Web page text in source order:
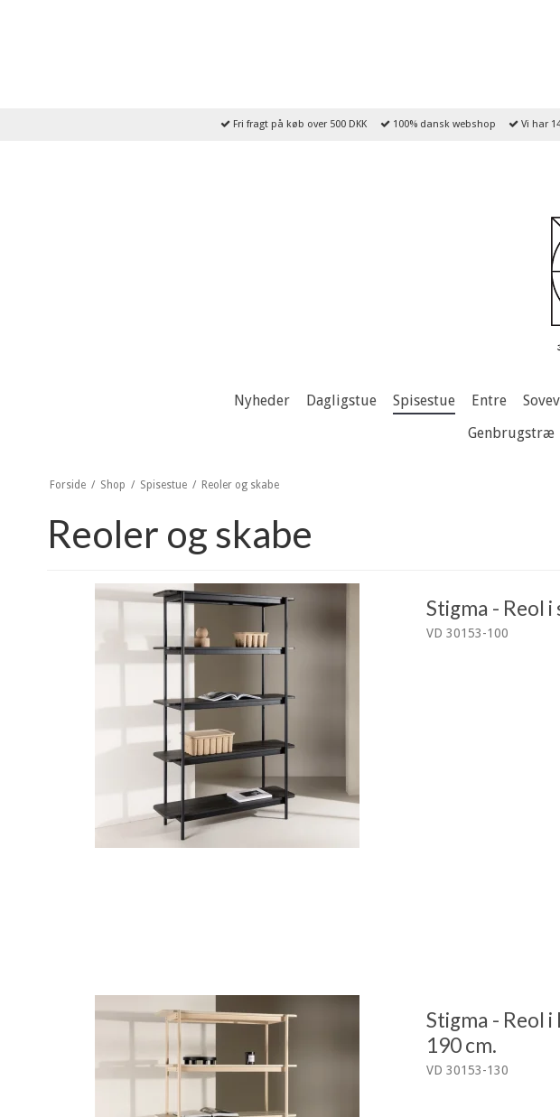
Fri fragt på køb over 500 DKK 100% dansk webshop Vi har
Nyheder Dagligstue Spisestue Entre
Genbrugstræ
Forside / Shop / Spisestue / Reoler og skabe
Reoler og skabe
Stigma - Reol
VD 30153-100
Stigma - Reol
190 cm.
VD 30153-130